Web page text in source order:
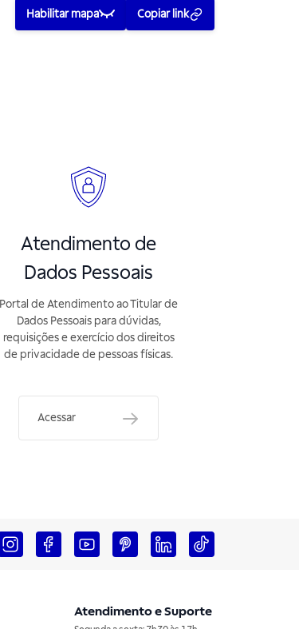
Habilitar mapa Copiar link
Atendimento de
Dados Pessoais
Portal de Atendimento ao Titular de
Dados Pessoais para dúvidas,
requisições e exercício dos direitos
de privacidade de pessoas físicas.
Acessar
Atendimento e Suporte